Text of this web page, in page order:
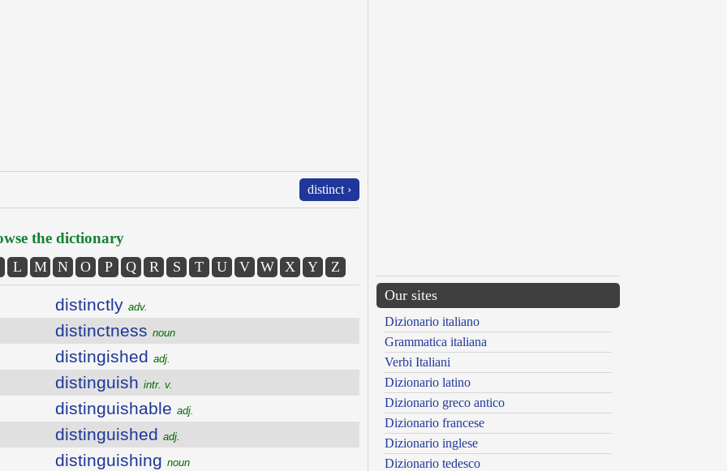
distinct ›
the dictionary
L M N O P Q R S T U V W X Y Z
distinctly adv.
distinctness noun
distingished adj.
distinguish intr. v.
distinguishable adj.
distinguished adj.
distinguishing noun
Our sites
Dizionario italiano
Grammatica italiana
Verbi Italiani
Dizionario latino
Dizionario greco antico
Dizionario francese
Dizionario inglese
Dizionario tedesco